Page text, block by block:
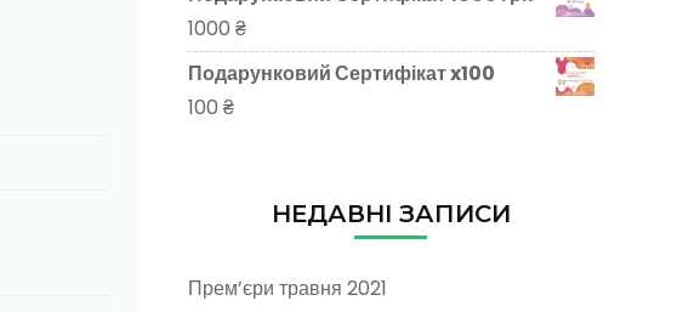
1000 ₴
Подарунковий Сертифікат x100
100 ₴
НЕДАВНІ ЗАПИСИ
Прем’єри травня 2021